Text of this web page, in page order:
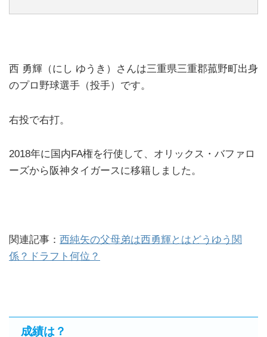
西 勇輝（にし ゆうき）さんは三重県三重郡菰野町出身
のプロ野球選手（投手）です。
右投で右打。
2018年に国内FA権を行使して、オリックス・バファロ
ーズから阪神タイガースに移籍しました。
関連記事： 西純矢の父母弟は西勇輝とはどうゆう関
係？ドラフト何位？
成績は？